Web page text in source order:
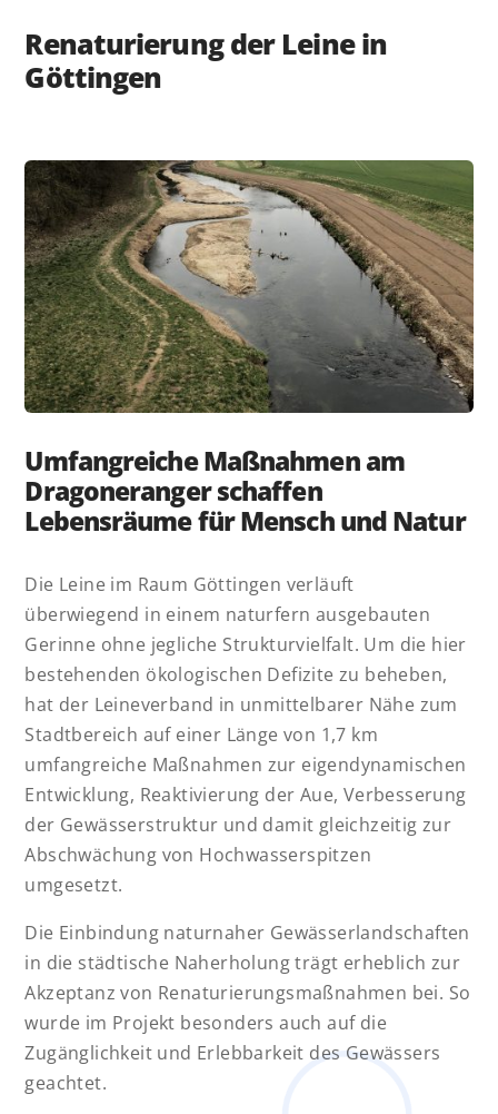
Renaturierung der Leine in
Göttingen
Umfangreiche Maßnahmen am
Dragoneranger schaffen
Lebensräume für Mensch und Natur
Die Leine im Raum Göttingen verläuft
überwiegend in einem naturfern ausgebauten
Gerinne ohne jegliche Strukturvielfalt. Um die hier
bestehenden ökologischen Defizite zu beheben,
hat der Leineverband in unmittelbarer Nähe zum
Stadtbereich auf einer Länge von 1,7 km
umfangreiche Maßnahmen zur eigendynamischen
Entwicklung, Reaktivierung der Aue, Verbesserung
der Gewässerstruktur und damit gleichzeitig zur
Abschwächung von Hochwasserspitzen
umgesetzt.
Die Einbindung naturnaher Gewässerlandschaften
in die städtische Naherholung trägt erheblich zur
Akzeptanz von Renaturierungsmaßnahmen bei. So
wurde im Projekt besonders auch auf die
Zugänglichkeit und Erlebbarkeit des Gewässers
geachtet.